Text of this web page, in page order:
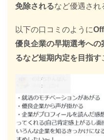
免除されるなど優遇され
以下の口コミのように
優良企業の早期選考への
るなど短期内定を目指す